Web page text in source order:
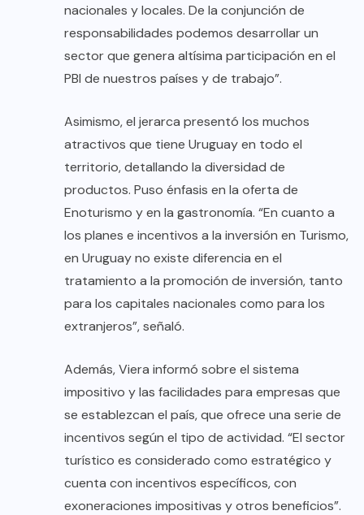
nacionales y locales. De la conjunción de
responsabilidades podemos desarrollar un
sector que genera altísima participación en el
PBI de nuestros países y de trabajo”.
Asimismo, el jerarca presentó los muchos
atractivos que tiene Uruguay en todo el
territorio, detallando la diversidad de
productos. Puso énfasis en la oferta de
Enoturismo y en la gastronomía. “En cuanto a
los planes e incentivos a la inversión en Turismo,
en Uruguay no existe diferencia en el
tratamiento a la promoción de inversión, tanto
para los capitales nacionales como para los
extranjeros”, señaló.
Además, Viera informó sobre el sistema
impositivo y las facilidades para empresas que
se establezcan el país, que ofrece una serie de
incentivos según el tipo de actividad. “El sector
turístico es considerado como estratégico y
cuenta con incentivos específicos, con
exoneraciones impositivas y otros beneficios”.